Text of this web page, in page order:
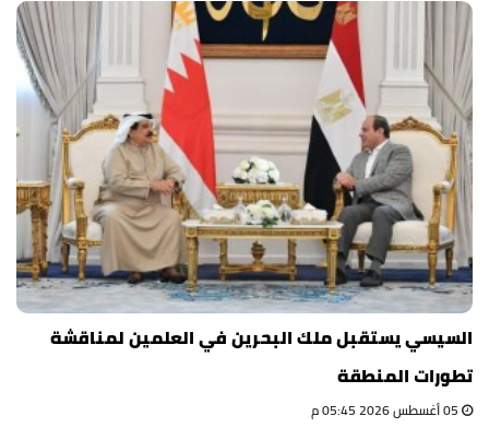
السيسي يستقبل ملك البحرين في العلمين لمناقشة
تطورات المنطقة